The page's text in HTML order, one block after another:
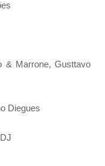
& Marrone, Gusttavo
Diegues